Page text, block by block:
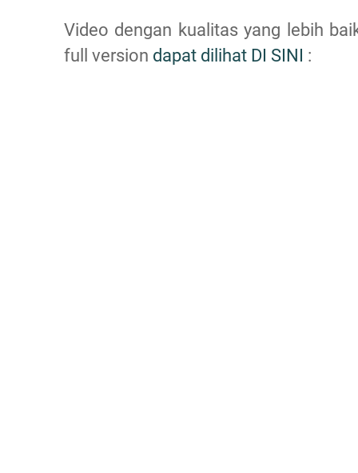
Video dengan kualitas yang lebih
full version dapat dilihat DI SINI :